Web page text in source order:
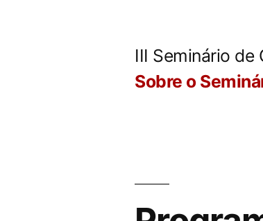
III Seminário de
Sobre o